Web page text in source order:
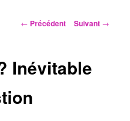
Navigation
← Précédent Suivant →
Inévitable